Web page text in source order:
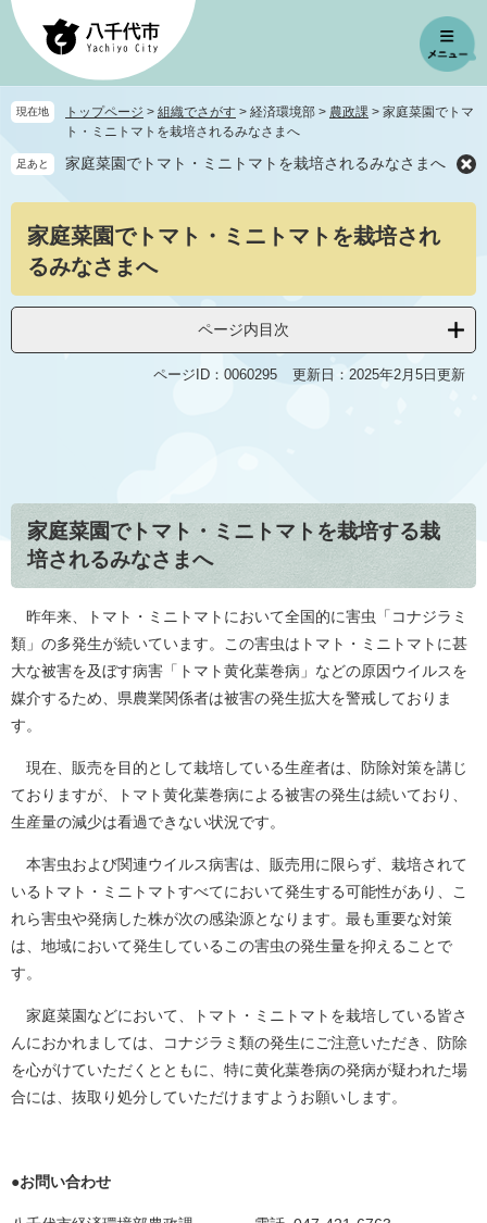
ペ
先
頭
す
メ
を
飛
し
現在地 トップページ > 組織でさがす > 経済環境部 > 農政課 > 家庭菜園でトマ
ト・ミニトマトを栽培されるみなさまへ
足あと 家庭菜園でトマト・ミニトマトを栽培されるみなさまへ
家庭菜園でトマト・ミニトマトを栽培され
るみなさまへ
ページ内目次
ページID：0060295 更新日：2025年2月5日更新
家庭菜園でトマト・ミニトマトを栽培する栽
培されるみなさまへ
昨年来、トマト・ミニトマトにおいて全国的に害虫「コナジラミ
類」の多発生が続いています。この害虫はトマト・ミニトマトに甚
大な被害を及ぼす病害「トマト黄化葉巻病」などの原因ウイルスを
媒介するため、県農業関係者は被害の発生拡大を警戒しておりま
す。
現在、販売を目的として栽培している生産者は、防除対策を講じ
ておりますが、トマト黄化葉巻病による被害の発生は続いており、
生産量の減少は看過できない状況です。
本害虫および関連ウイルス病害は、販売用に限らず、栽培されて
いるトマト・ミニトマトすべてにおいて発生する可能性があり、こ
れら害虫や発病した株が次の感染源となります。最も重要な対策
は、地域において発生しているこの害虫の発生量を抑えることで
す。
家庭菜園などにおいて、トマト・ミニトマトを栽培している皆さ
んにおかれましては、コナジラミ類の発生にご注意いただき、防除
を心がけていただくとともに、特に黄化葉巻病の発病が疑われた場
合には、抜取り処分していただけますようお願いします。
●お問い合わせ